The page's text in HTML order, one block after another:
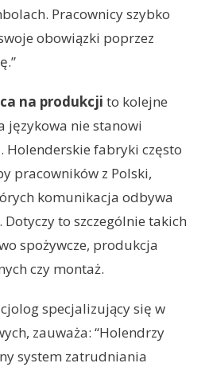
Pracownicy szybko
obowiązki poprzez
na produkcji to kolejne
językowa nie stanowi
Holenderskie fabryki często
pracowników z Polski,
komunikacja odbywa
to szczególnie takich
spożywcze, produkcja
czy montaż.
specjalizujący się w
zauważa: “Holendrzy
system zatrudniania